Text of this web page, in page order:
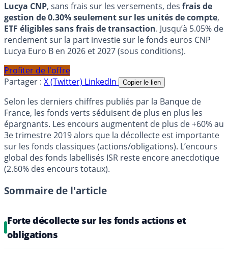
Lucya CNP, sans frais sur les versements, des frais de
gestion de 0.30% seulement sur les unités de compte,
ETF éligibles sans frais de transaction. Jusqu’à 5.05% de
rendement sur la part investie sur le fonds euros CNP
Lucya Euro B en 2026 et 2027 (sous conditions).
Profiter de l'offre
Partager : X (Twitter) LinkedIn Copier le lien
Selon les derniers chiffres publiés par la Banque de
France, les fonds verts séduisent de plus en plus les
épargnants. Les encours augmentent de plus de +60% au
3e trimestre 2019 alors que la décollecte est importante
sur les fonds classiques (actions/obligations). L’encours
global des fonds labellisés ISR reste encore anecdotique
(2.60% des encours totaux).
Sommaire de l'article
Forte décollecte sur les fonds actions et
obligations